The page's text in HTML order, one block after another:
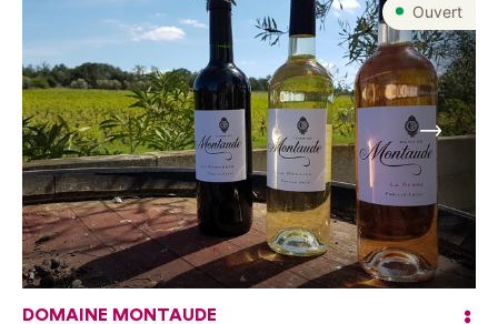
Ouvert
Suivant
DOMAINE MONTAUDE